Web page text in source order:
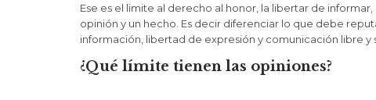
Ese es el limite al derecho al honor, la libertar de
opinión y un hecho. Es decir diferenciar lo que debe
información, libertad de expresión y comunicación libre y
¿Qué límite tienen las opiniones?